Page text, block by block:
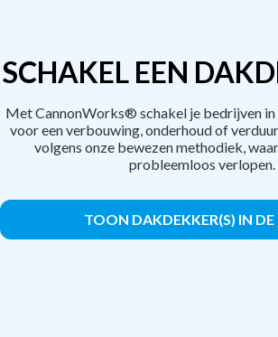
SCHAKEL EEN
Met CannonWorks® schakel je bedrijven in
voor een verbouwing, onderhoud of
volgens onze bewezen methodiek,
probleemloos verlopen.
TOON DAKDEKKER(S) IN DE